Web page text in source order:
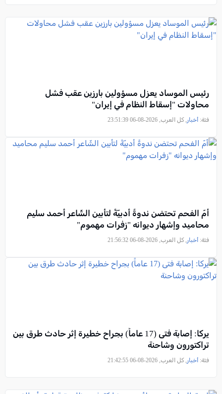
رئيس الموساد يعزل مسؤولين بارزين عقب فشل
محاولات "إسقاط النظام في إيران"
فئة: أخبار , كل العرب, 2026-08-06 23:51:39
أمّ الفحم تحتضن ندوةً أدبيّةً لتأبين الشّاعر أحمد سليم
محاميد وإشهار ديوانه "زفرات مهموم"
فئة: أخبار , كل العرب, 2026-08-06 21:56:32
يركا: إصابة فتى (17 عاماً) بجراح خطيرة إثر حادث طرق بين
تراكتورون وشاحنة
فئة: أخبار , كل العرب, 2026-08-06 21:42:55